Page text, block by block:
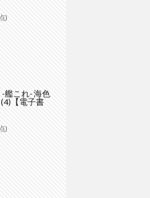
)
艦これ- 海色
【電子書
)